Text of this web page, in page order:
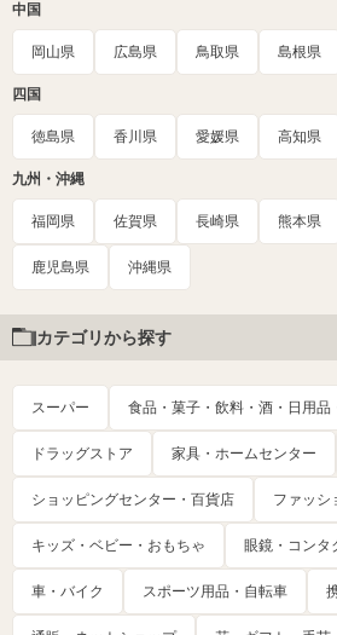
中国
岡山県 広島県 鳥取県 島根県
四国
徳島県 香川県 愛媛県 高知県
九州・沖縄
福岡県 佐賀県 長崎県 熊本県
鹿児島県 沖縄県
カテゴリから探す
スーパー 食品・菓子・飲料・酒・日用品
ドラッグストア 家具・ホームセンター
ショッピングセンター・百貨店 ファッシ
キッズ・ベビー・おもちゃ 眼鏡・コンタ
車・バイク スポーツ用品・自転車